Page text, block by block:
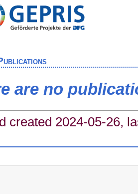
are no
created 2024-05-26,